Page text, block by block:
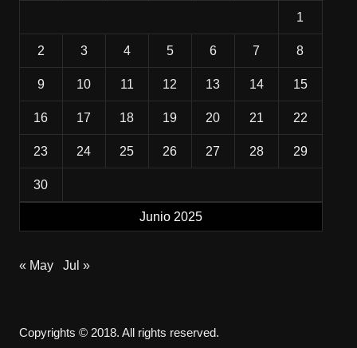
Junio 2025
1
2 3 4 5 6 7 8
9 10 11 12 13 14 15
16 17 18 19 20 21 22
23 24 25 26 27 28 29
30
« May Jul »
Copyrights © 2018. All rights reserved.